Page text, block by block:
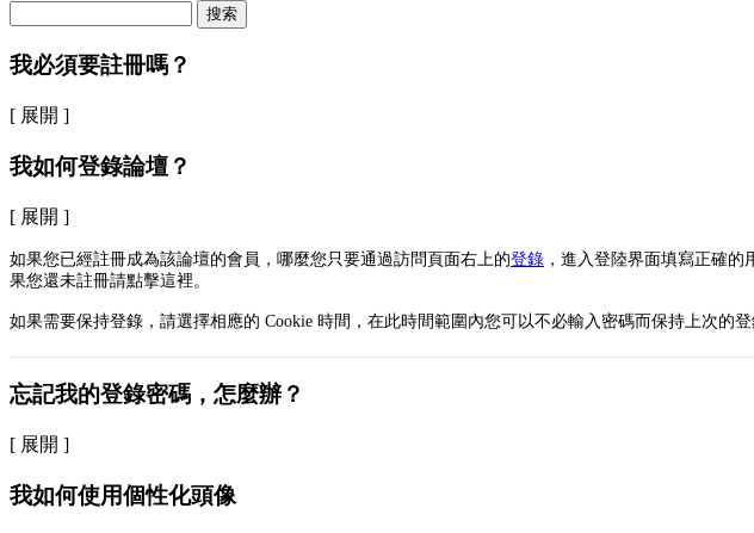
搜索
我必須要註冊嗎？
[ 展開 ]
我如何登錄論壇？
[ 展開 ]
如果您已經註冊成為該論壇的會員，哪麼您只要通過訪問頁面右上的登錄 ，進入登陸界面填寫正確
果您還未註冊請點擊這裡。
如果需要保持登錄，請選擇相應的 Cookie 時間，在此時間範圍內您可以不必輸入密碼而保持上次的登
忘記我的登錄密碼，怎麼辦？
[ 展開 ]
我如何使用個性化頭像